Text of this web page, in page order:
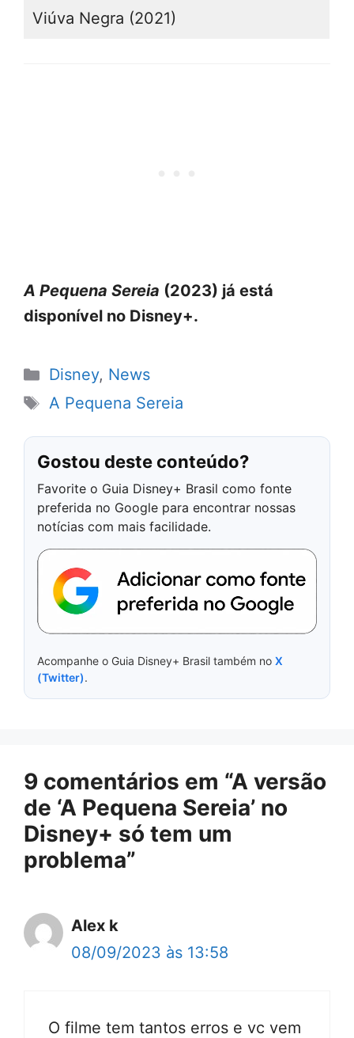
Viúva Negra (2021)
A Pequena Sereia (2023) já está
disponível no Disney+.
Categorias
Disney, News
Tags
A Pequena Sereia
Gostou deste conteúdo?
Favorite o Guia Disney+ Brasil como fonte
preferida no Google para encontrar nossas
notícias com mais facilidade.
Acompanhe o Guia Disney+ Brasil também no X
(Twitter).
9 comentários em “A versão
de ‘A Pequena Sereia’ no
Disney+ só tem um
problema”
Alex k
08/09/2023 às 13:58
O filme tem tantos erros e vc vem